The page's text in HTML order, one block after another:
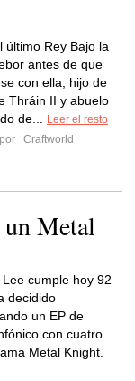
último Rey Bajo la
antes de que
con ella, hijo de
Thráin II y abuelo
de...
Leer el resto
Craftworld
Metal
cumple hoy 92
decidido
un EP de
con cuatro
Metal Knight.